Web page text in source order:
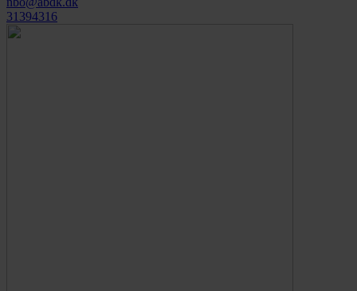
31394316